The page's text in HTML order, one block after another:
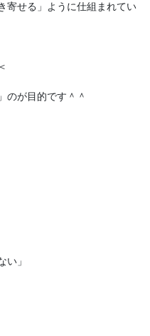
寄せる」ように仕組まれてい
のが目的です＾＾
い」